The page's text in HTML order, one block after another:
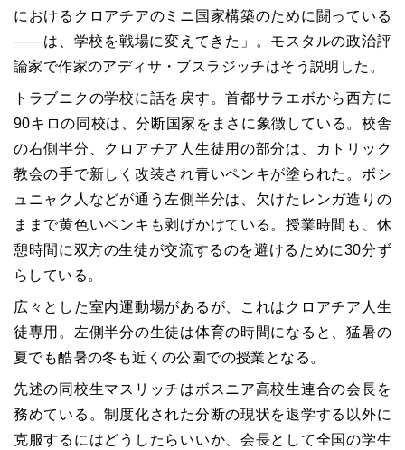
におけるクロアチアのミニ国家構築のために闘っている
――は、学校を戦場に変えてきた」。モスタルの政治評
論家で作家のアディサ・ブスラジッチはそう説明した。
トラブニクの学校に話を戻す。首都サラエボから西方に
90キロの同校は、分断国家をまさに象徴している。校舎
の右側半分、クロアチア人生徒用の部分は、カトリック
教会の手で新しく改装され青いペンキが塗られた。ボシ
ュニャク人などが通う左側半分は、欠けたレンガ造りの
ままで黄色いペンキも剥げかけている。授業時間も、休
憩時間に双方の生徒が交流するのを避けるために30分ず
らしている。
広々とした室内運動場があるが、これはクロアチア人生
徒専用。左側半分の生徒は体育の時間になると、猛暑の
夏でも酷暑の冬も近くの公園での授業となる。
先述の同校生マスリッチはボスニア高校生連合の会長を
務めている。制度化された分断の現状を退学する以外に
克服するにはどうしたらいいか、会長として全国の学生